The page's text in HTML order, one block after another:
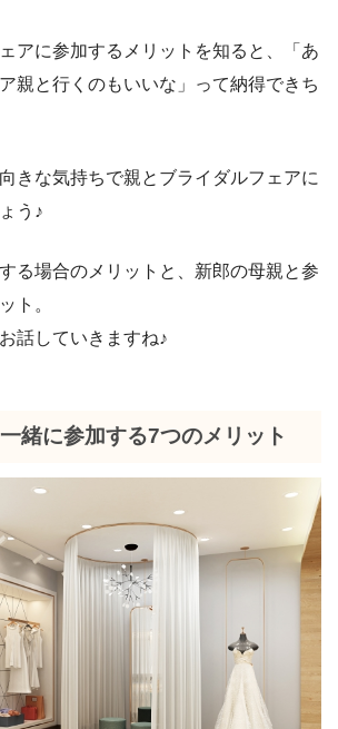
アに参加するメリットを知ると、「あ
親と行くのもいいな」って納得できち
きな気持ちで親とブライダルフェアに
う♪
る場合のメリットと、新郎の母親と参
ト。
話していきますね♪
緒に参加する7つのメリット